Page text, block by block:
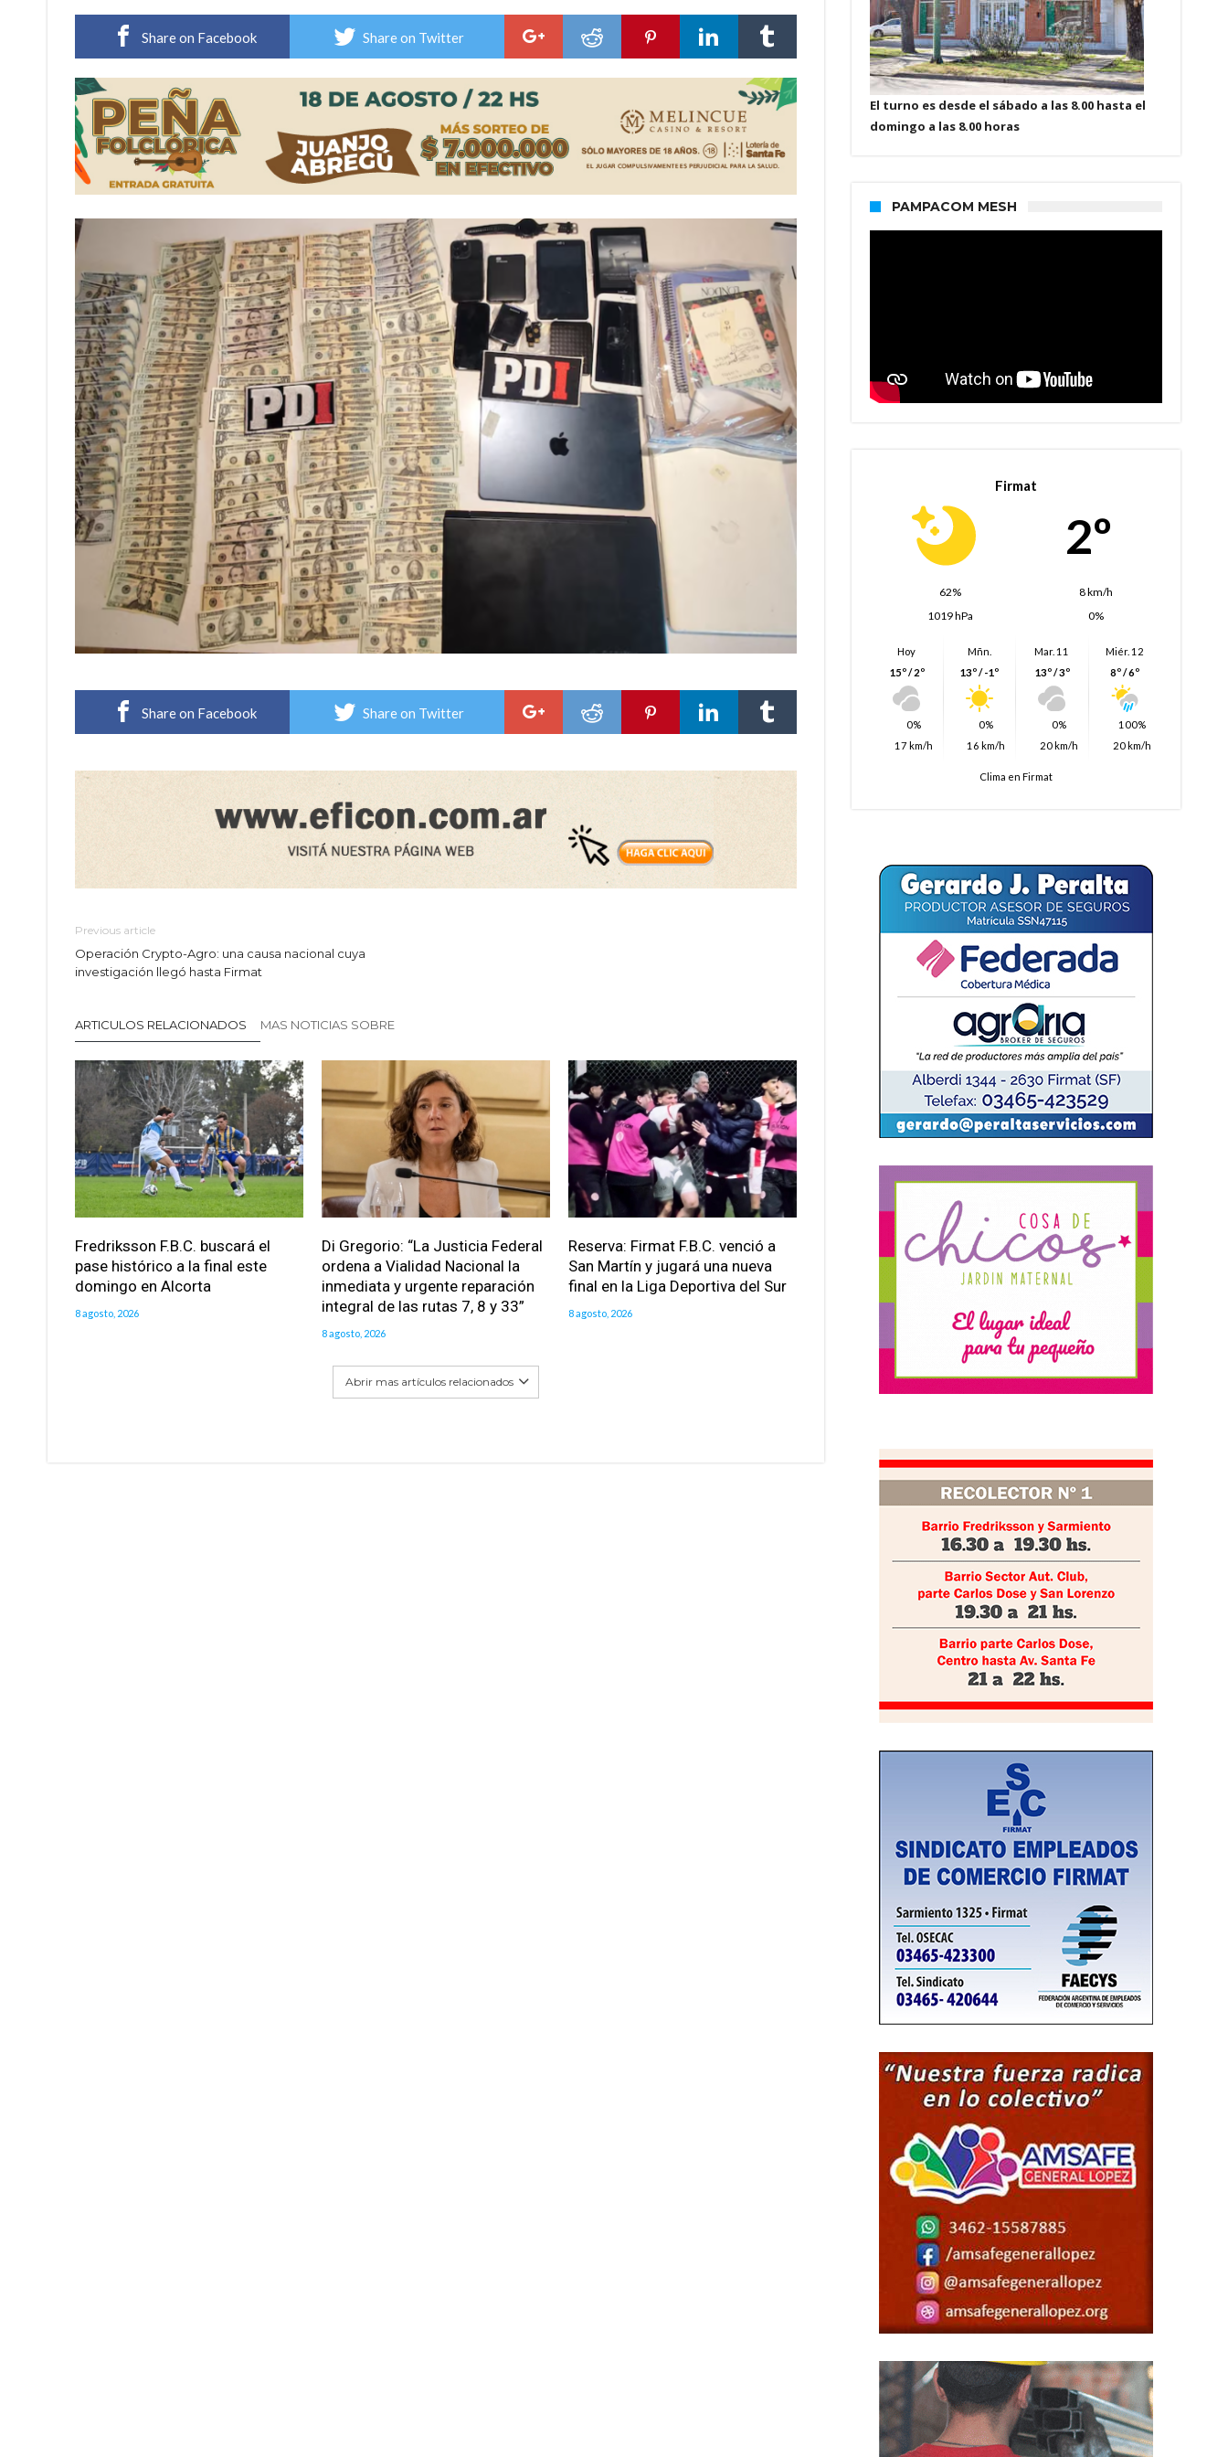
Share on Facebook Share on Twitter
Share on Facebook Share on Twitter
Previous article
Operación Crypto-Agro: una causa nacional cuya
investigación llegó hasta Firmat
ARTICULOS RELACIONADOS MAS NOTICIAS SOBRE
Fredriksson F.B.C. buscará el
pase histórico a la final este
domingo en Alcorta
8 agosto, 2026
Di Gregorio: “La Justicia Federal
ordena a Vialidad Nacional la
inmediata y urgente reparación
integral de las rutas 7, 8 y 33”
8 agosto, 2026
Reserva: Firmat F.B.C. venció a
San Martín y jugará una nueva
final en la Liga Deportiva del Sur
8 agosto, 2026
Abrir mas artículos relacionados
El turno es desde el sábado a las 8.00 hasta el
domingo a las 8.00 horas
PAMPACOM MESH
Firmat
2º
62%
8 km/h
1019 hPa
0%
Hoy
15º / 2º
0%
17 km/h
Mñn.
13º / -1º
0%
16 km/h
Mar. 11
13º / 3º
0%
20 km/h
Miér. 12
8º / 6º
100%
20 km/h
Clima en Firmat